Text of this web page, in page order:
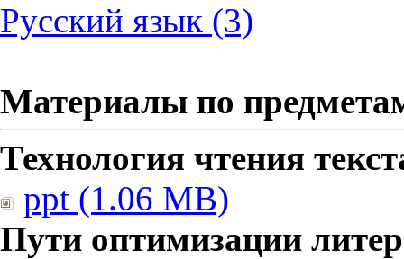
Русский язык (3)
Материалы по
Технология чтения
ppt (1.06 MB)
Пути оптимизации